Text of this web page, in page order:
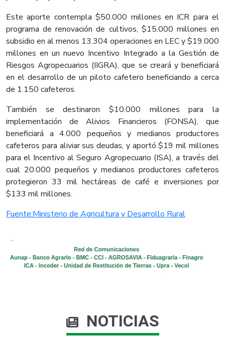
Este aporte contempla $50.000 millones en ICR para el
programa de renovación de cultivos, $15.000 millones en
subsidio en al menos 13.304 operaciones en LEC y $19.000
millones en un nuevo Incentivo Integrado a la Gestión de
Riesgos Agropecuarios (IIGRA), que se creará y beneficiará
en el desarrollo de un piloto cafetero beneficiando a cerca
de 1.150 cafeteros.
También se destinaron $10.000 millones para la
implementación de Alivios Financieros (FONSA), que
beneficiará a 4.000 pequeños y medianos productores
cafeteros para aliviar sus deudas, y aportó $19 mil millones
para el Incentivo al Seguro Agropecuario (ISA), a través del
cual 20.000 pequeños y medianos productores cafeteros
protegieron 33 mil hectáreas de café e inversiones por
$133 mil millones.​
Fuente:Ministerio de Agricultura y Desarrollo Rural​
NOTICIAS